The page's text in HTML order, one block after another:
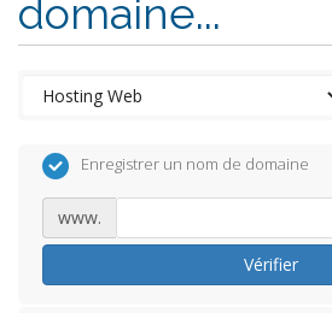
domaine...
Enregistrer un nom de domaine
www.
Vérifier